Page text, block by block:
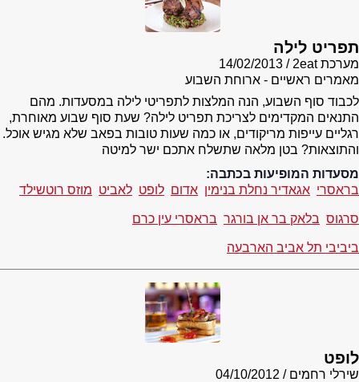
תפריט לילה
מערכת 2eat
14/02/2013
מאמרים ראשיים - ארוחת השבוע
לכבוד סוף השבוע, הנה המלצות לתפריטי לילה במסעדות. מהם
התנאים המקדימים לצריכת תפריט לילה? שעת סוף שבוע מאוחרת,
רגליים עייפות מריקודים, או כמה שעות טובות בפאב שלא מגיש אוכל.
והתוצאות? בטן מלאה שתשלח אתכם ישר למיטה
מסעדות המופיעות בכתבה:
בראסרי אגאדיר נחלת בנימין אדום לופט לאביט מוזס רוטשילד
סרגוס בלאק בר אן בורגר בראסרי עין כרם
ביביבי תל אביב הארבעה
לופט
שירלי רחמים
04/10/2012